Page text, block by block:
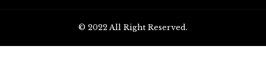
© 2022 All Right Reserved.